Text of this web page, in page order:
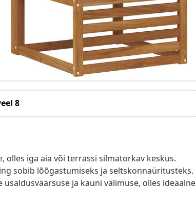
8
iga aia või terrassi silmatorkav keskus.
sobib lõõgastumiseks ja seltskonnaüritusteks.
ja kauni välimuse, olles ideaalne